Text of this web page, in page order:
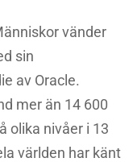
vänder
sin
av Oracle.
mer än 14 600
olika nivåer i 13
världen har känt